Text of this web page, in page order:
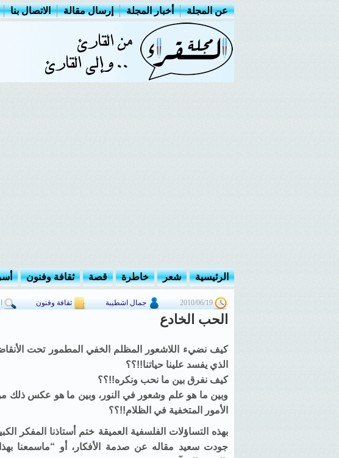
عن المجلة أخبار المجلة إرسال مقالة الاتصال بنا
الرئيسية شعر خاطرة قصة ثقافة وفنون
2010/06/19 جمال اشطيبة ثقافة وفنون
الحب الخادع
كيف نضيء اللاشعور المظلم الخفي المطمور تحت
الذي يفسد علينا حياتنا!!؟؟
كيف نفرق بين ما نحب ونكره!!؟؟
وبين ما هو علم وشعور في النور، وبين ما هو عكس ذلك
الأمور المتخفية في الظلام!!؟؟
بهذه التساؤلات الفلسفية العميقة ختم أستاذنا المفكر
جودت سعيد مقاله عن صدمة الأفكار، أو “ماسمعنا